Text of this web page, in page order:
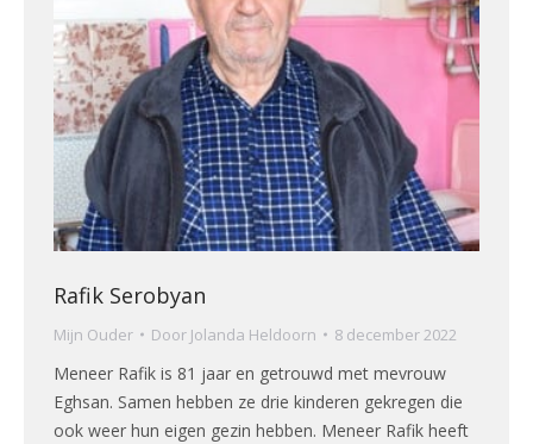
Rafik Serobyan
Mijn Ouder Door Jolanda Heldoorn 8 december 2022
Meneer Rafik is 81 jaar en getrouwd met mevrouw
Eghsan. Samen hebben ze drie kinderen gekregen die
ook weer hun eigen gezin hebben. Meneer Rafik heeft